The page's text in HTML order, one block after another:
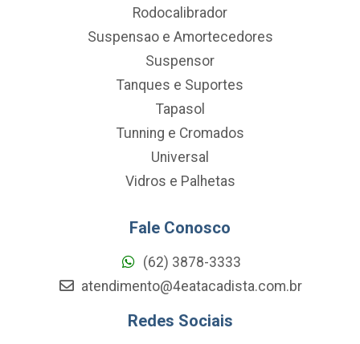
Rodocalibrador
Suspensao e Amortecedores
Suspensor
Tanques e Suportes
Tapasol
Tunning e Cromados
Universal
Vidros e Palhetas
Fale Conosco
(62) 3878-3333
atendimento@4eatacadista.com.br
Redes Sociais